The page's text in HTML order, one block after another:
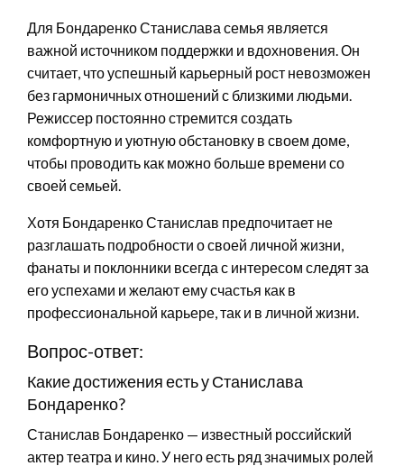
Для Бондаренко Станислава семья является
важной источником поддержки и вдохновения. Он
считает, что успешный карьерный рост невозможен
без гармоничных отношений с близкими людьми.
Режиссер постоянно стремится создать
комфортную и уютную обстановку в своем доме,
чтобы проводить как можно больше времени со
своей семьей.
Хотя Бондаренко Станислав предпочитает не
разглашать подробности о своей личной жизни,
фанаты и поклонники всегда с интересом следят за
его успехами и желают ему счастья как в
профессиональной карьере, так и в личной жизни.
Вопрос-ответ:
Какие достижения есть у Станислава
Бондаренко?
Станислав Бондаренко — известный российский
актер театра и кино. У него есть ряд значимых ролей